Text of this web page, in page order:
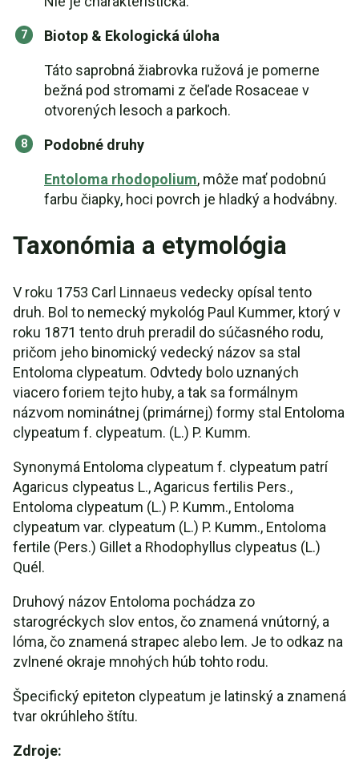
Biotop & Ekologická úloha
Táto saprobná žiabrovka ružová je pomerne
bežná pod stromami z čeľade Rosaceae v
otvorených lesoch a parkoch.
Podobné druhy
Entoloma rhodopolium, môže mať podobnú
farbu čiapky, hoci povrch je hladký a hodvábny.
Taxonómia a etymológia
V roku 1753 Carl Linnaeus vedecky opísal tento
druh. Bol to nemecký mykológ Paul Kummer, ktorý v
roku 1871 tento druh preradil do súčasného rodu,
pričom jeho binomický vedecký názov sa stal
Entoloma clypeatum. Odvtedy bolo uznaných
viacero foriem tejto huby, a tak sa formálnym
názvom nominátnej (primárnej) formy stal Entoloma
clypeatum f. clypeatum. (L.) P. Kumm.
Synonymá Entoloma clypeatum f. clypeatum patrí
Agaricus clypeatus L., Agaricus fertilis Pers.,
Entoloma clypeatum (L.) P. Kumm., Entoloma
clypeatum var. clypeatum (L.) P. Kumm., Entoloma
fertile (Pers.) Gillet a Rhodophyllus clypeatus (L.)
Quél.
Druhový názov Entoloma pochádza zo
starogréckych slov entos, čo znamená vnútorný, a
lóma, čo znamená strapec alebo lem. Je to odkaz na
zvlnené okraje mnohých húb tohto rodu.
Špecifický epiteton clypeatum je latinský a znamená
tvar okrúhleho štítu.
Zdroje: